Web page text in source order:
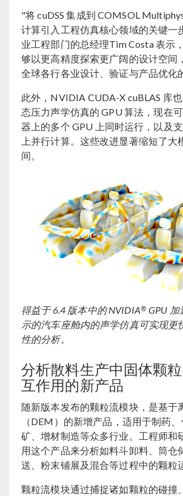
"将 cuDSS 集成到 COMSOL
计算引入工程仿真核心领域的关键一
业工程部门的总经理Tim Costa 表示
够以更高精度探索更广阔的设计空间
全球各行各业设计、验证与产品优化
此外，NVIDIA CUDA-X cuBLAS 库
态压力声学仿真的 GPU 算法，现在
器上的多个 GPU 上同时运行，以及
上并行计算。这些改进显著缩短了大
间。
得益于 6.4 版本中的 NVIDIA® GPU
示的汽车座舱内的声学仿真可实现更
性的分析。
分析散料生产中固体颗
互作用的新产品
随新版本发布的颗粒流模块，是基于
（DEM）的新增产品，适用于制药
矿、增材制造等众多行业。工程师和
用这个产品来分析如料斗卸料、筒仓
送、粉末铺展及混合等过程中的颗粒
颗粒流模块通过捕捉诸如颗粒的碰撞